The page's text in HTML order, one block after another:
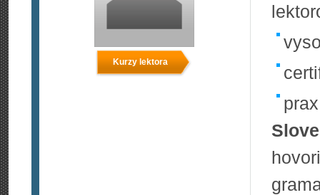
Kurzy lektora